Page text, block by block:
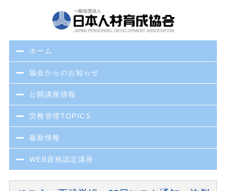
ホーム
協会からのお知らせ
公開講座情報
労務管理TOPICS
最新情報
WEB資格認定講座